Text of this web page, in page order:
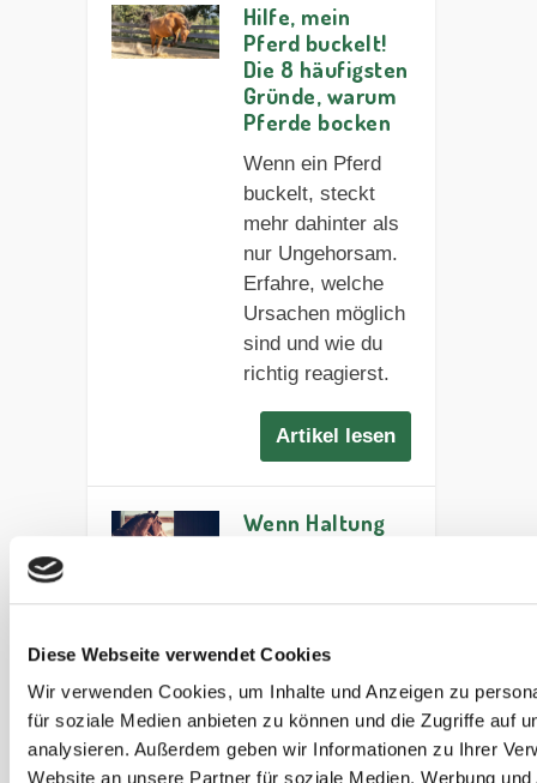
Diese Webseite verwendet Cookies
Wir verwenden Cookies, um Inhalte und Anzeigen zu
für soziale Medien anbieten zu können und die Zugriffe auf
analysieren. Außerdem geben wir Informationen zu Ihrer
Website an unsere Partner für soziale Medien, Werbung
Hilfe, mein
Pferd buckelt!
Die 8 häufigsten
Gründe, warum
Pferde bocken
Wenn ein Pferd
buckelt, steckt
mehr dahinter als
nur Ungehorsam.
Erfahre, welche
Ursachen möglich
sind und wie du
richtig reagierst.
Artikel lesen
Wenn Haltung
haltungsbedingte
Pferden? Erfahre,
welche
Haltungsfehler zu